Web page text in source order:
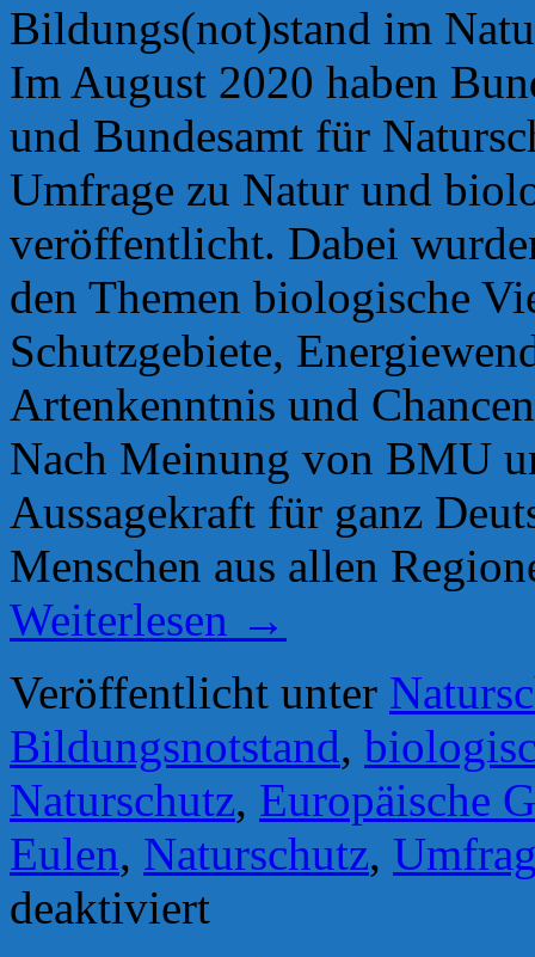
Bildungs(not)stand im
Im August 2020 haben
und Bundesamt für
Umfrage zu Natur und
veröffentlicht. Dabei
den Themen biologische
Schutzgebiete,
Artenkenntnis und
Nach Meinung von BMU
Aussagekraft für ganz
Menschen aus allen
Weiterlesen →
Veröffentlicht unter
Bildungsnotstand,
Naturschutz, Europäische
Eulen, Naturschutz,
deaktiviert